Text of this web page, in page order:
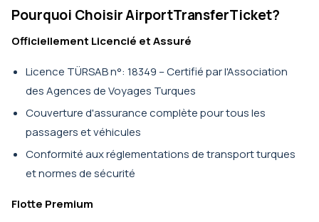
Pourquoi Choisir AirportTransferTicket?
Officiellement Licencié et Assuré
Licence TÜRSAB n°: 18349 – Certifié par l'Association
des Agences de Voyages Turques
Couverture d'assurance complète pour tous les
passagers et véhicules
Conformité aux réglementations de transport turques
et normes de sécurité
Flotte Premium